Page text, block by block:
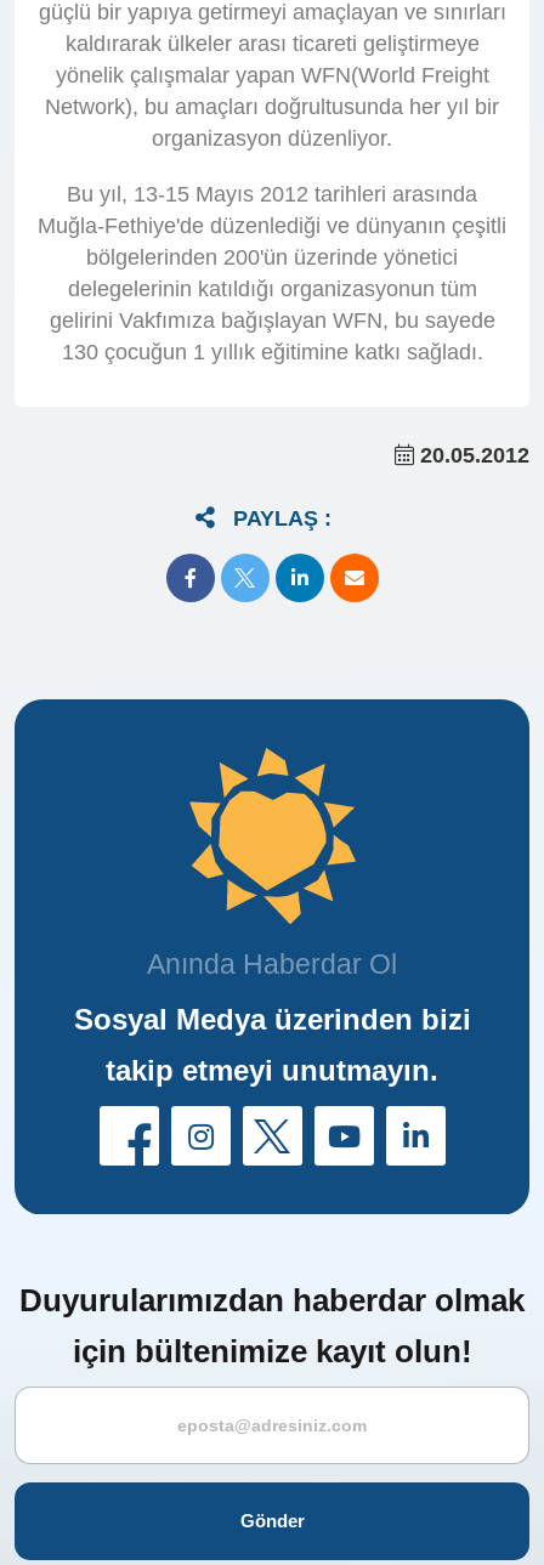
güçlü bir yapıya getirmeyi amaçlayan ve sınırları
kaldırarak ülkeler arası ticareti geliştirmeye
yönelik çalışmalar yapan WFN(World Freight
Network), bu amaçları doğrultusunda her yıl bir
organizasyon düzenliyor.
Bu yıl, 13-15 Mayıs 2012 tarihleri arasında
Muğla-Fethiye'de düzenlediği ve dünyanın çeşitli
bölgelerinden 200'ün üzerinde yönetici
delegelerinin katıldığı organizasyonun tüm
gelirini Vakfımıza bağışlayan WFN, bu sayede
130 çocuğun 1 yıllık eğitimine katkı sağladı.
20.05.2012
PAYLAŞ :
Anında Haberdar Ol
Sosyal Medya üzerinden bizi
takip etmeyi unutmayın.
Duyurularımızdan haberdar olmak
için bültenimize kayıt olun!
Gönder